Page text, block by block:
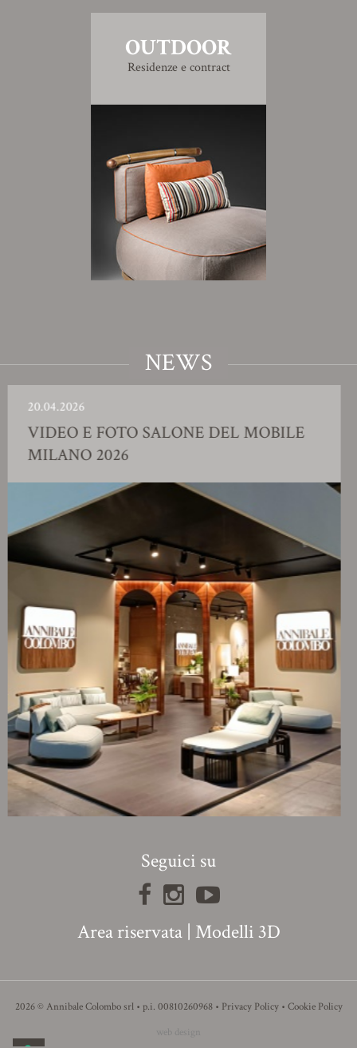
OUTDOOR
Residenze e contract
NEWS
E FOTO SALONE DEL MOBILE
2026
Seguici su
Area riservata| Modelli 3D
2026 © Annibale Colombo srl • p.i. 00810260968 • Privacy Policy• Cookie Policy
web design